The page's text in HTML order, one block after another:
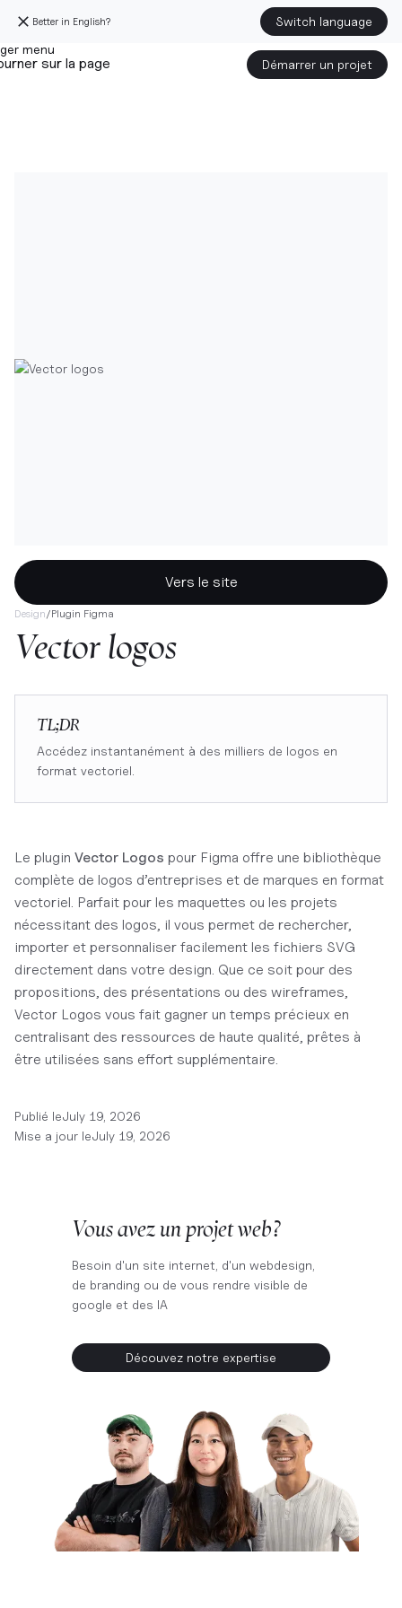
Better in English? Switch language
sur la page Démarrer un projet
Vers le site
Design/Plugin Figma
Vector logos
TL;DR
Accédez instantanément à des milliers de logos en
format vectoriel.
Le plugin Vector Logos pour Figma offre une bibliothèque
complète de logos d’entreprises et de marques en format
vectoriel. Parfait pour les maquettes ou les projets
nécessitant des logos, il vous permet de rechercher,
importer et personnaliser facilement les fichiers SVG
directement dans votre design. Que ce soit pour des
propositions, des présentations ou des wireframes,
Vector Logos vous fait gagner un temps précieux en
centralisant des ressources de haute qualité, prêtes à
être utilisées sans effort supplémentaire.
Publié leJuly 19, 2026
Mise a jour leJuly 19, 2026
Vous avez un projet web ?
Besoin d'un site internet, d'un webdesign,
de branding ou de vous rendre visible de
google et des IA
Découvez notre expertise